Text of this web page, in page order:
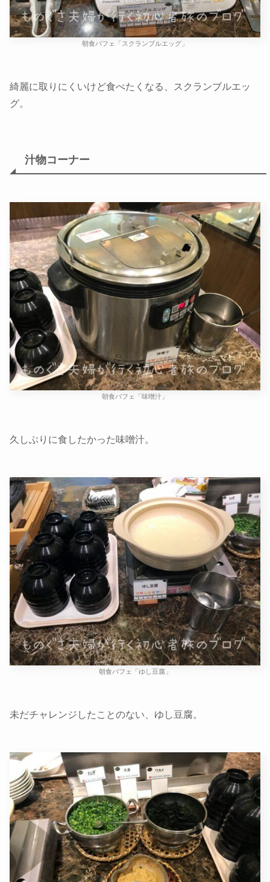
朝食バフェ「スクランブルエッグ」
綺麗に取りにくいけど食べたくなる、スクランブルエッ
グ。
汁物コーナー
朝食バフェ「味噌汁」
久しぶりに食したかった味噌汁。
朝食バフェ「ゆし豆腐」
未だチャレンジしたことのない、ゆし豆腐。